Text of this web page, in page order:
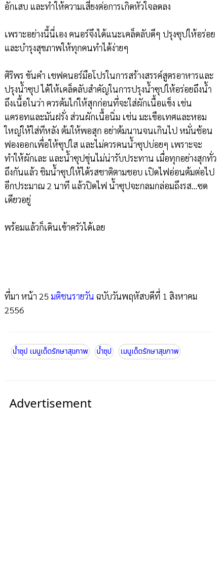
อักเสบ และทำให้ความเสี่ยงต่อการเกิดหัวใจลดลง
เพราะอย่างนี้นี่เอง คนอร์จึงได้แนะเคล็ดลับดีๆ ปรุงซุปให้อร่อย
และบำรุงสุขภาพให้ทุกคนทำได้ง่ายๆ
ศิริพร ขันคำ เชฟคนอร์มือโปรในการสร้างสรรค์สูตรอาหารและ
ปรุงน้ำซุป ได้ให้เคล็ดลับสำคัญในการปรุงน้ำซุปให้อร่อยถึงน้ำ
ถึงเนื้อในว่า ควรต้มไก่ให้สุกก่อนที่จะใส่ผักเนื้อแข็ง เช่น
แครอทและมันฝรั่ง ส่วนผักเนื้อนิ่ม เช่น มะเขือเทศและหอม
ใหญ่ให้ใส่ทีหลัง ต้มให้พอสุก อย่าต้มนานจนเกินไป หมั่นช้อน
ฟองออกเพื่อให้ซุปใส และไม่ควรคนน้ำซุปบ่อยๆ เพราะจะ
ทำให้ผักเละ และน้ำซุปขุ่นไม่น่ารับประทาน เมื่อทุกอย่างสุกทั่ว
ถึงกันแล้ว ชิมน้ำซุปให้ได้รสชาติตามชอบ เปิดไฟอ่อนต้มต่อไป
อีกประมาณ 2 นาที แล้วปิดไฟ น้ำซุปจะกลมกล่อมถึงรส...ซด
เดียวอยู่
พร้อมแล้วก็เดินเข้าครัวได้เลย
ที่มา หน้า 25 มติชนรายวัน ฉบับวันพฤหัสบดีที่ 1 สิงหาคม
2556
น้ำซุป เมนูเด็ดรักษาสุขภาพ น้ำซุป เมนูเด็ดรักษาสุขภาพ
Advertisement